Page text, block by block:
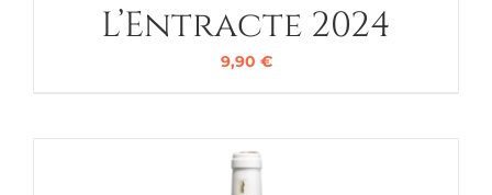
L’Entracte 2024
9,90 €